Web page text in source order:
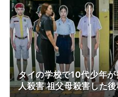
タイの学校で10代少年
人殺害 祖父母殺害した